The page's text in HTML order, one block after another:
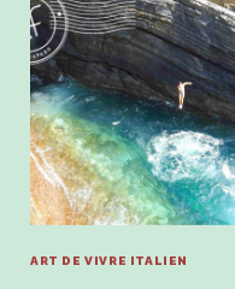
ART DE VIVRE ITALIEN